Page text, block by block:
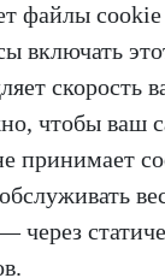
файлы
включать
скорость
чтобы ваш
принимает
через